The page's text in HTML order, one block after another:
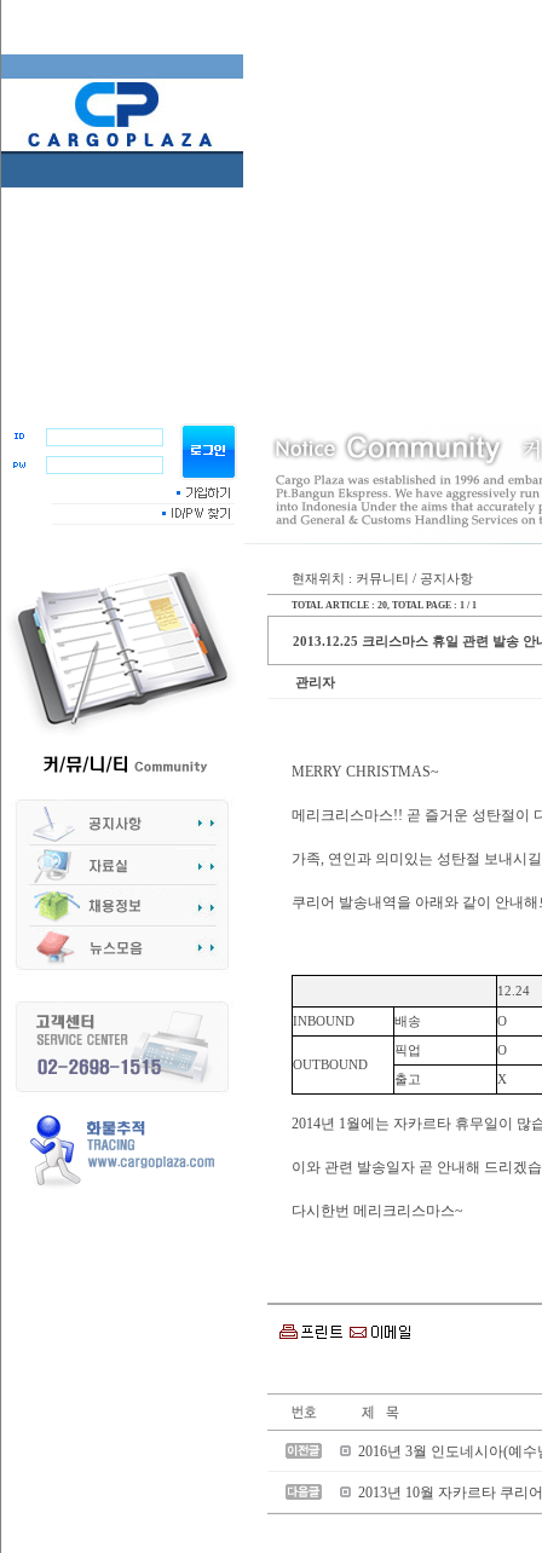
현재위치 : 커뮤니티 / 공지사항
TOTAL ARTICLE : 20 , TOTAL PAGE : 1 / 1
2013.12.25 크리스마스 휴일 관련 발송 안
관리자
MERRY CHRISTMAS~
메리크리스마스!! 곧 즐거운 성탄절이
가족, 연인과 의미있는 성탄절 보내시
쿠리어 발송내역을 아래와 같이 안내
12.24
INBOUND 배송 O
OUTBOUND
픽업 O
출고 X
2014년 1월에는 자카르타 휴무일이 많
이와 관련 발송일자 곧 안내해 드리겠
다시한번 메리크리스마스~
2016년 3월 인도네시아(예
2013년 10월 자카르타 쿠리